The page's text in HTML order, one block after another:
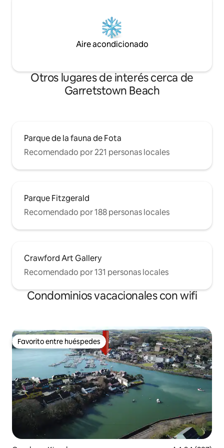
Aire acondicionado
Otros lugares de interés cerca de
Garretstown Beach
Parque de la fauna de Fota
Recomendado por 221 personas locales
Parque Fitzgerald
Recomendado por 188 personas locales
Crawford Art Gallery
Recomendado por 131 personas locales
Condominios vacacionales con wifi
Favorito entre huéspedes
Favorito entre huéspedes